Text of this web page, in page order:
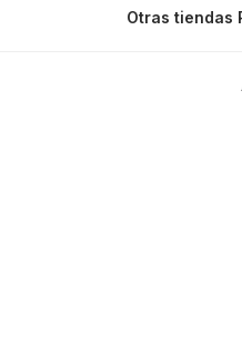
Otras tiendas